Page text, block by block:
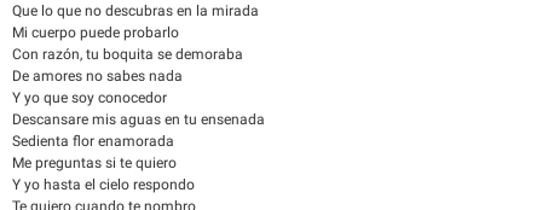
Que lo que no descubras en la mirada
Mi cuerpo puede probarlo
Con razón, tu boquita se demoraba
De amores no sabes nada
Y yo que soy conocedor
Descansare mis aguas en tu ensenada
Sedienta flor enamorada
Me preguntas si te quiero
Y yo hasta el cielo respondo
Te quiero cuando te nombro